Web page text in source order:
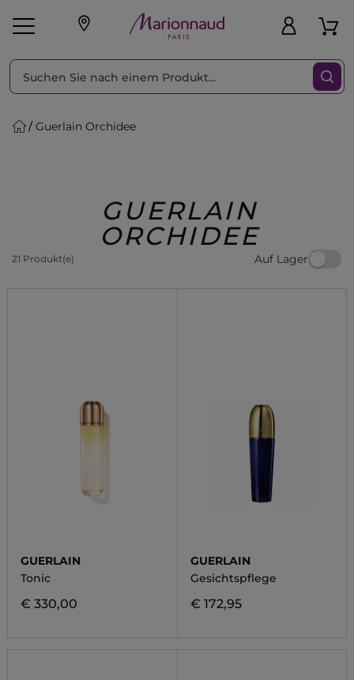
Geschenke
Guerlain Orchidee
GUERLAIN
ORCHIDEE
21 Produkt(e) Auf Lager
sortieren nach Filter
GUERLAIN
Tonic
€ 330,00
GUERLAIN
Gesichtspflege
€ 172,95